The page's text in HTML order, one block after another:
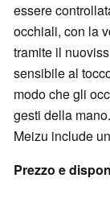
essere
occhiali, con la
tramite il
sensibile al
modo che gli
gesti della
Meizu include
Prezzo e